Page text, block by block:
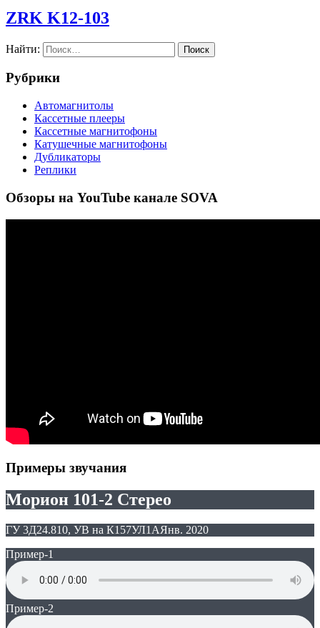
ZRK K12-103
Найти:
Рубрики
Автомагнитолы
Кассетные плееры
Кассетные магнитофоны
Катушечные магнитофоны
Дубликаторы
Реплики
Обзоры на YouTube канале SOVA
Примеры звучания
Морион 101-2 Стерео
ГУ 3Д24.810, УВ на К157УЛ1АЯнв. 2020
Пример-1
Пример-2